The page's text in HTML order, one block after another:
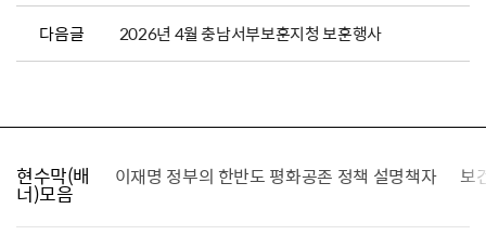
다음글 2026년 4월 충남서부보훈지청 보훈행사
현수막(배
너)모음
찾습니다 이재명 정부의 한반도 평화공존 정책 설명책자 보